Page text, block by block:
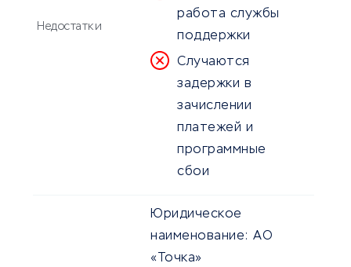
Недостатки
работа службы
поддержки
Случаются
задержки в
зачислении
платежей и
программные
сбои
Юридическое
наименование: АО
«Точка»